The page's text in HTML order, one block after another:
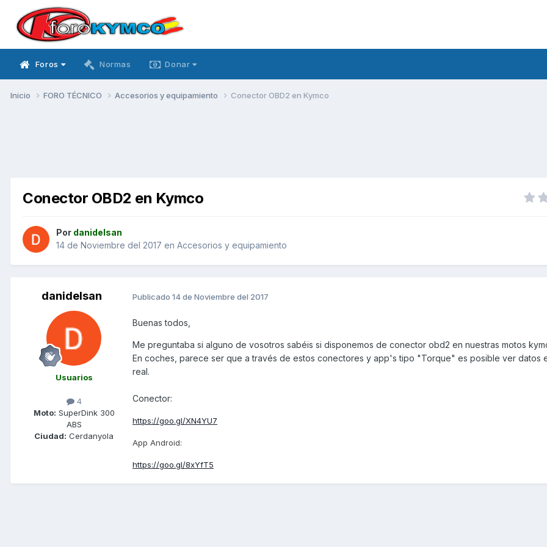
Foros Normas Donar
Inicio FORO TÉCNICO Accesorios y equipamiento Conector OBD2 en Kymco
Conector OBD2 en Kymco
Por danidelsan
14 de Noviembre del 2017 en Accesorios y equipamiento
danidelsan
Usuarios
4
Moto: SuperDink 300
ABS
Ciudad: Cerdanyola
Publicado 14 de Noviembre del 2017
Buenas todos,
Me preguntaba si alguno de vosotros sabéis si disponemos de conector obd2 en nuestras motos
En coches, parece ser que a través de estos conectores y app's tipo "Torque" es posible ver datos
real.
Conector:
https://goo.gl/XN4YU7
App Android:
https://goo.gl/8xYfT5